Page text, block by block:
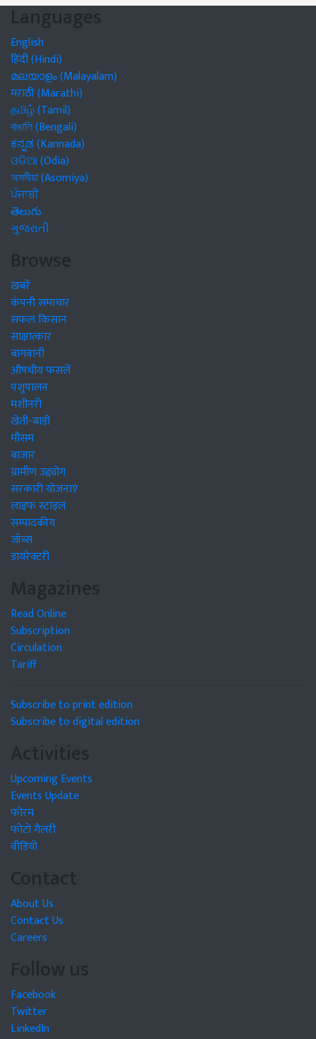
Languages
English
हिंदी (Hindi)
മലയാളം (Malayalam)
मराठी (Marathi)
தமிழ் (Tamil)
বাঙালি (Bengali)
ಕನ್ನಡ (Kannada)
ଓଡିଆ (Odia)
অসমীয়া (Asomiya)
ਪੰਜਾਬੀ
తెలుగు
ગુજરાતી
Browse
खबरें
कंपनी समाचार
सफल किसान
साक्षात्कार
बागवानी
औषधीय फसलें
पशुपालन
मशीनरी
खेती-बाड़ी
मौसम
बाजार
ग्रामीण उद्द्योग
सरकारी योजनाएं
लाइफ स्टाइल
सम्पादकीय
जॉब्स
डायरेक्टरी
Magazines
Read Online
Subscription
Circulation
Tariff
Subscribe to print edition
Subscribe to digital edition
Activities
Upcoming Events
Events Update
फोरम
फोटो गैलरी
वीडियो
Contact
About Us
Contact Us
Careers
Follow us
Facebook
Twitter
LinkedIn